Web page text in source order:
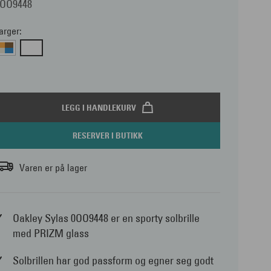
LEGG I HANDLEKURV
RESERVER I BUTIKK
Varen er på lager
Oakley Sylas 0OO9448 er en sporty solbrille
med PRIZM glass
Solbrillen har god passform og egner seg godt